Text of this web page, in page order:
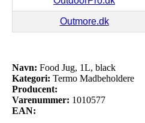
Outmore.dk
Navn: Food Jug, 1L, black
Kategori: Termo Madbeholdere
Producent:
Varenummer: 1010577
EAN: